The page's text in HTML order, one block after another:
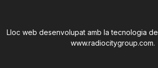
Lloc web desenvolupat amb la tecnologia de
www.radiocitygroup.com.